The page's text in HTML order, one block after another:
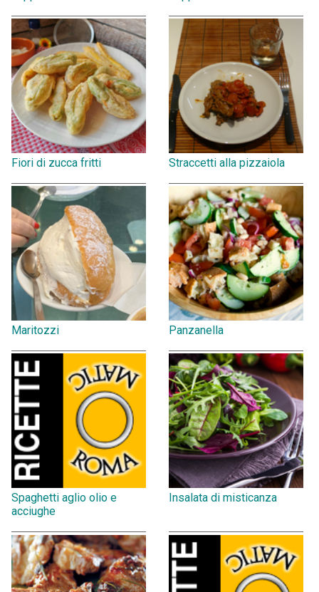
Fiori di zucca fritti Straccetti alla pizzaiola
Maritozzi Panzanella
Spaghetti aglio olio e
acciughe
Insalata di misticanza